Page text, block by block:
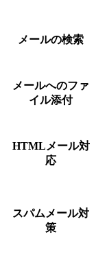
メールの検索
メールへのファ
イル添付
HTMLメール対
応
スパムメール対
策